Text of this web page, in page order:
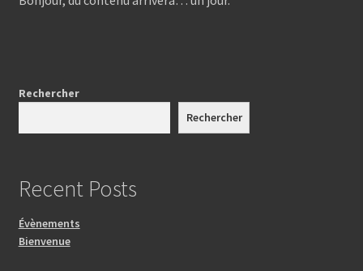
Rechercher
Rechercher
Recent Posts
Évènements
Bienvenue